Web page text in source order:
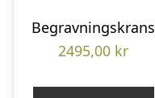
Begravningskrans
2495,00 kr